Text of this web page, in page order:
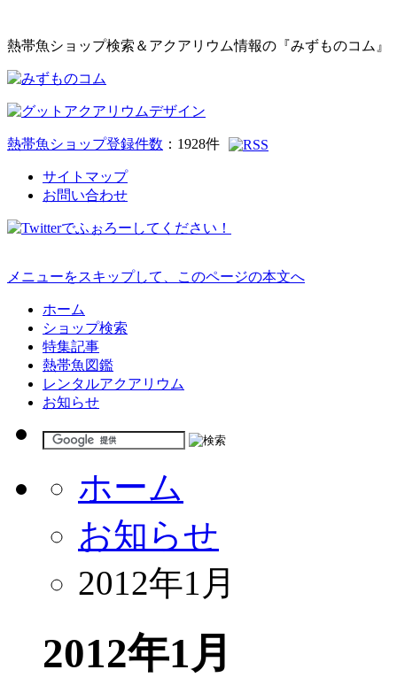
熱帯魚ショップ検索＆アクアリウム情報の『みずものコム』
熱帯魚ショップ登録件数 ： 1928件
サイトマップ
お問い合わせ
メニューをスキップして、このページの本文へ
ホーム
ショップ検索
特集記事
熱帯魚図鑑
レンタルアクアリウム
お知らせ
ホーム
お知らせ
2012年1月
2012年1月